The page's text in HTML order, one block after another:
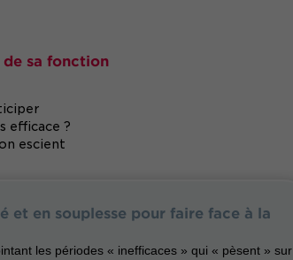
sa fonction
efficace ?
escient
et en souplesse pour faire face à la
les périodes « inefficaces » qui « pèsent » sur